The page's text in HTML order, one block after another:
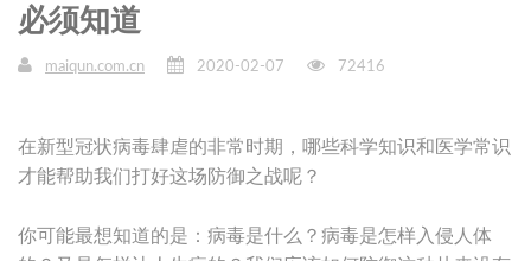
必须知道
maiqun.com.cn 2020-02-07 72416
在新型冠状病毒肆虐的非常时期，哪些科学知识和医学常识
才能帮助我们打好这场防御之战呢？
你可能最想知道的是：病毒是什么？病毒是怎样入侵人体